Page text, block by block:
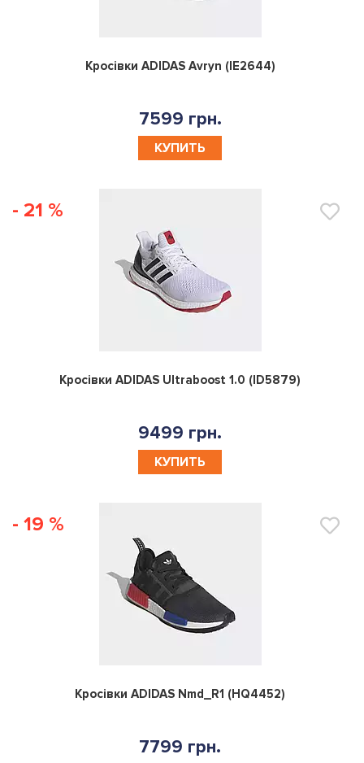
0
Кросівки ADIDAS Avryn (IE2644)
7599 грн.
КУПИТЬ
- 21 %
0
Кросівки ADIDAS Ultraboost 1.0 (ID5879)
9499 грн.
КУПИТЬ
- 19 %
0
Кросівки ADIDAS Nmd_R1 (HQ4452)
7799 грн.